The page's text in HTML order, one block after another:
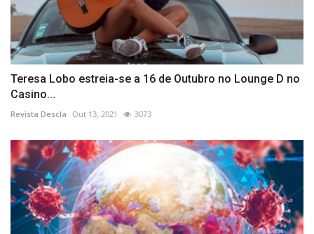
Teresa Lobo estreia-se a 16 de Outubro no Lounge D no
Casino...
Revista Descla Out 13, 2021 3073